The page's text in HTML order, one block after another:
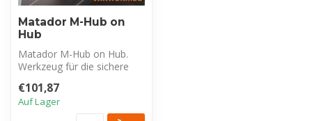
Matador M-Hub on
Hub
Matador M-Hub on Hub.
Werkzeug für die sichere
Anbringen I...
€101,87
Auf Lager